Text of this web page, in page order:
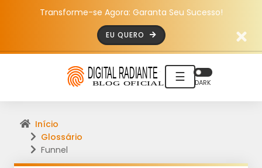
Transforme-se Agora: Garanta Seu Sucesso!
EU QUERO
☰ DARK
Início
Glossário
Funnel